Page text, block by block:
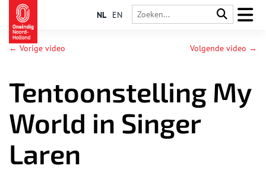
NL EN
← Vorige video Volgende video →
Tentoonstelling My
World in Singer
Laren